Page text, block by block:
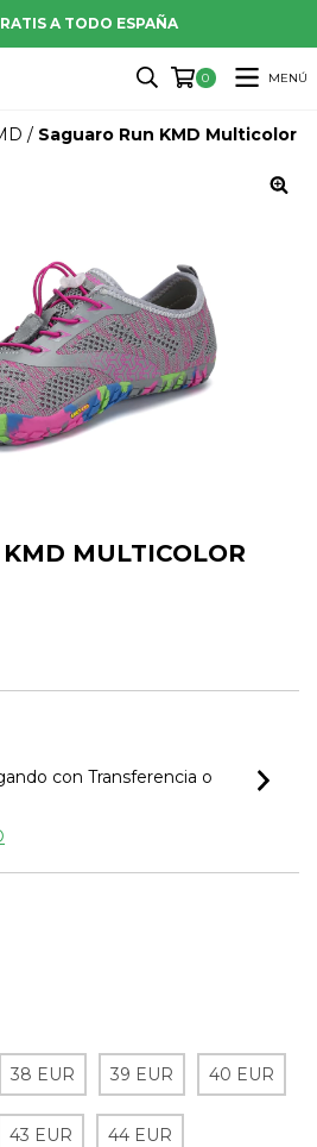
A TODO ESPAÑA
0 MENÚ
/ Saguaro Run KMD Multicolor
MULTICOLOR
con Transferencia o
38 EUR 39 EUR 40 EUR
43 EUR 44 EUR